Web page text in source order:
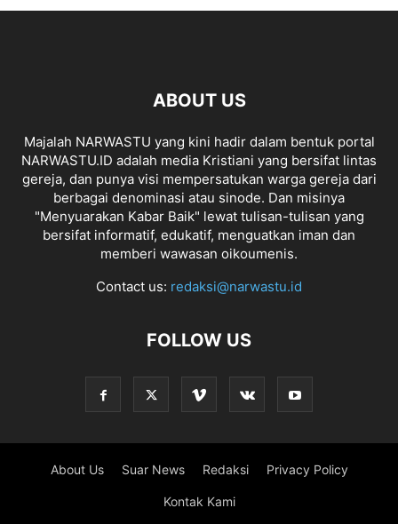
ABOUT US
Majalah NARWASTU yang kini hadir dalam bentuk portal
NARWASTU.ID adalah media Kristiani yang bersifat lintas
gereja, dan punya visi mempersatukan warga gereja dari
berbagai denominasi atau sinode. Dan misinya
"Menyuarakan Kabar Baik" lewat tulisan-tulisan yang
bersifat informatif, edukatif, menguatkan iman dan
memberi wawasan oikoumenis.
Contact us: redaksi@narwastu.id
FOLLOW US
About Us Suar News Redaksi Privacy Policy
Kontak Kami